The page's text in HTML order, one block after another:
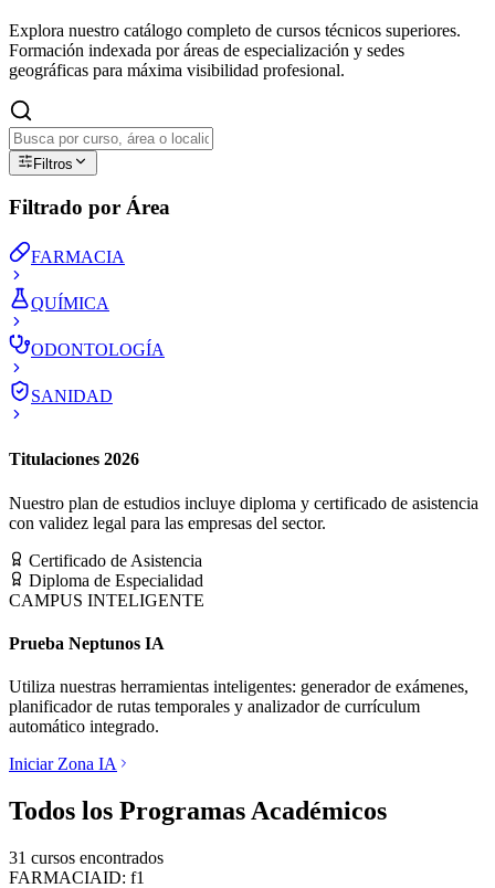
Explora nuestro catálogo completo de cursos técnicos superiores.
Formación indexada por áreas de especialización y sedes
geográficas para máxima visibilidad profesional.
Filtros
Filtrado por Área
FARMACIA
QUÍMICA
ODONTOLOGÍA
SANIDAD
Titulaciones 2026
Nuestro plan de estudios incluye diploma y certificado de asistencia
con validez legal para las empresas del sector.
Certificado de Asistencia
Diploma de Especialidad
CAMPUS INTELIGENTE
Prueba Neptunos IA
Utiliza nuestras herramientas inteligentes: generador de exámenes,
planificador de rutas temporales y analizador de currículum
automático integrado.
Iniciar Zona IA
Todos los Programas Académicos
31 cursos encontrados
FARMACIAID: f1